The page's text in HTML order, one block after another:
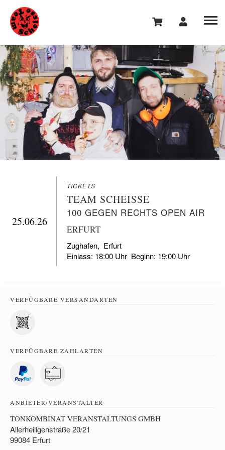
25.06.26
TICKETS
TEAM SCHEISSE
100 GEGEN RECHTS OPEN AIR
ERFURT
Zughafen, Erfurt
Einlass: 18:00 Uhr Beginn: 19:00 Uhr
VERFÜGBARE VERSANDARTEN
VERFÜGBARE ZAHLARTEN
ANBIETER/VERANSTALTER
TONKOMBINAT VERANSTALTUNGS GMBH
Allerheiligenstraße 20/21
99084 Erfurt